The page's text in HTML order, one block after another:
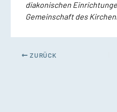
diakonischen
Gemeinschaft des
ZURÜCK